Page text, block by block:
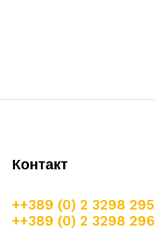
Контакт
++389 (0) 2 3298 295
++389 (0) 2 3298 296